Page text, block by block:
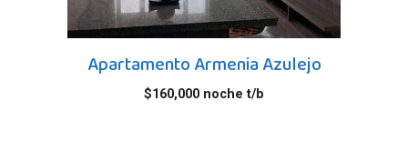
Apartamento Armenia Azulejo
$160,000 noche t/b